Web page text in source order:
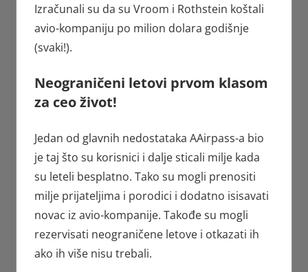
Izračunali su da su Vroom i Rothstein koštali
avio-kompaniju po milion dolara godišnje
(svaki!).
Neograničeni letovi prvom klasom
za ceo život!
Jedan od glavnih nedostataka AAirpass-a bio
je taj što su korisnici i dalje sticali milje kada
su leteli besplatno. Tako su mogli prenositi
milje prijateljima i porodici i dodatno isisavati
novac iz avio-kompanije. Takođe su mogli
rezervisati neograničene letove i otkazati ih
ako ih više nisu trebali.